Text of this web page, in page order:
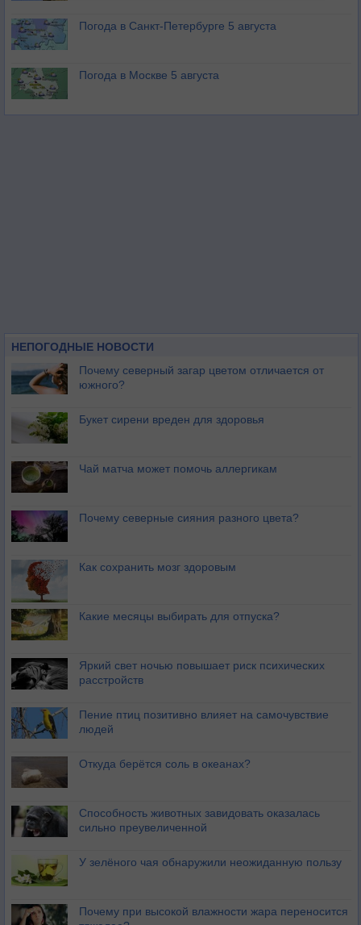
Погода в Санкт-Петербурге 5 августа
Погода в Москве 5 августа
НЕПОГОДНЫЕ НОВОСТИ
Почему северный загар цветом отличается от
южного?
Букет сирени вреден для здоровья
Чай матча может помочь аллергикам
Почему северные сияния разного цвета?
Как сохранить мозг здоровым
Какие месяцы выбирать для отпуска?
Яркий свет ночью повышает риск психических
расстройств
Пение птиц позитивно влияет на самочувствие
людей
Откуда берётся соль в океанах?
Способность животных завидовать оказалась
сильно преувеличенной
У зелёного чая обнаружили неожиданную пользу
Почему при высокой влажности жара переносится